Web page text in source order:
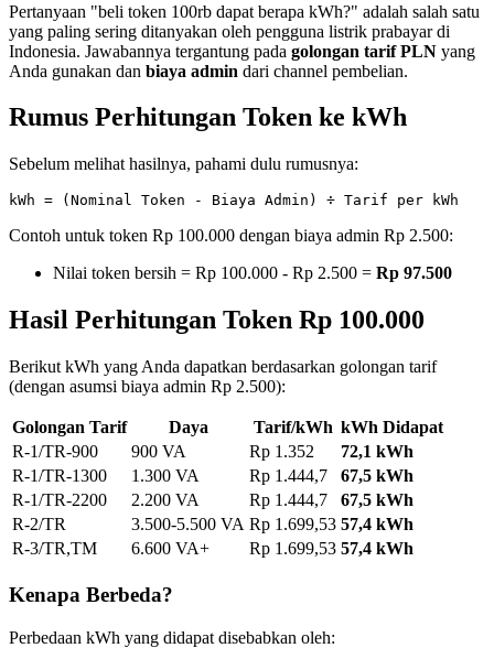
Pertanyaan "beli token 100rb dapat berapa kWh?" adalah salah satu
yang paling sering ditanyakan oleh pengguna listrik prabayar di
Indonesia. Jawabannya tergantung pada golongan tarif PLN yang
Anda gunakan dan biaya admin dari channel pembelian.
Rumus Perhitungan Token ke kWh
Sebelum melihat hasilnya, pahami dulu rumusnya:
Contoh untuk token Rp 100.000 dengan biaya admin Rp 2.500:
Nilai token bersih = Rp 100.000 - Rp 2.500 = Rp 97.500
Hasil Perhitungan Token Rp 100.000
Berikut kWh yang Anda dapatkan berdasarkan golongan tarif
(dengan asumsi biaya admin Rp 2.500):
Golongan Tarif Daya Tarif/kWh kWh Didapat
R-1/TR-900
900 VA Rp 1.352
72,1 kWh
R-1/TR-1300
1.300 VA Rp 1.444,7
67,5 kWh
R-1/TR-2200
2.200 VA Rp 1.444,7
67,5 kWh
R-2/TR
3.500-5.500 VA Rp 1.699,53 57,4 kWh
R-3/TR,TM
6.600 VA+ Rp 1.699,53 57,4 kWh
Kenapa Berbeda?
Perbedaan kWh yang didapat disebabkan oleh: